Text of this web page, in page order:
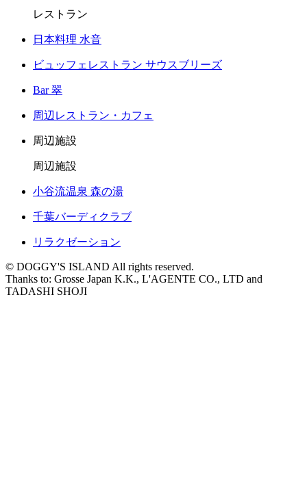
レストラン
日本料理 水音
ビュッフェレストラン サウスブリーズ
Bar 翠
周辺レストラン・カフェ
周辺施設
周辺施設
小谷流温泉 森の湯
千葉バーディクラブ
リラクゼーション
© DOGGY'S ISLAND All rights reserved.
Thanks to: Grosse Japan K.K., L'AGENTE CO., LTD and
TADASHI SHOJI